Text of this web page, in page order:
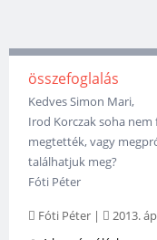
összefoglalás
Kedves Simon Mari,
Irod Korczak soha nem
megtették, vagy
találhatjuk meg?
Fóti Péter
Fóti Péter | 2013.